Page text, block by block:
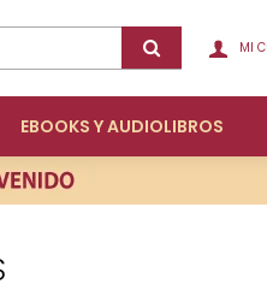
EBOOKS Y AUDIOLIBROS